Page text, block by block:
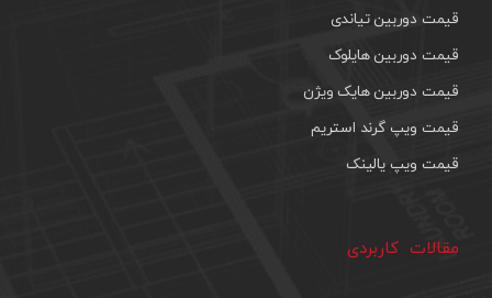
قیمت دوربین تیاندی
قیمت دوربین هایلوک
قیمت دوربین هایک ویژن
قیمت ویپ گرند استریم
قیمت ویپ یالینک
مقالات کاربردی